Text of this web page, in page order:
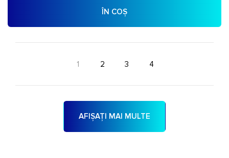
ÎN COȘ
1 2 3 4
AFIȘAȚI MAI MULTE